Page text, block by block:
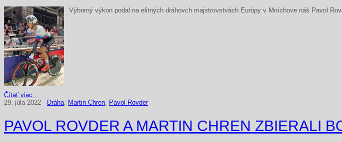
Výborný výkon podal na elitných dráhovch majstrovstvách Európy v Mníchove náš Pavol
Čítať viac...
29. júla 2022
Dráha, Martin Chren, Pavol Rovder
PAVOL ROVDER A MARTIN CHREN ZBIERALI